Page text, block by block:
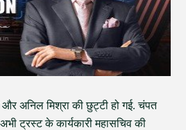
और अनिल मिश्रा की छुट्टी हो गई. चंपत
ट्रस्ट के कार्यकारी महासचिव की